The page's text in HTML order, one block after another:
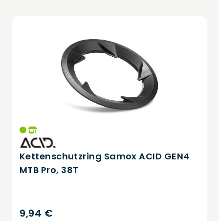
Kettenschutzring Samox ACID GEN4
MTB Pro, 38T
9,94 €